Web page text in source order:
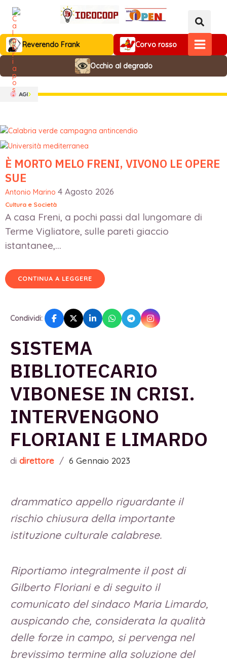
contenuto
MAIN
Reverendo Frank Corvo rosso
Occhio al degrado
È MORTO MELO FRENI, VIVONO LE OPERE
SUE
Antonio Marino 4 Agosto 2026
Cultura e Società
A casa Freni, a pochi passi dal lungomare di
Terme Vigliatore, sulle pareti giaccio
istantanee,...
CONTINUA A LEGGERE
Condividi:
SISTEMA
BIBLIOTECARIO
VIBONESE IN CRISI.
INTERVENGONO
FLORIANI E LIMARDO
di direttore / 6 Gennaio 2023
drammatico appello riguardante il
rischio chiusura della importante
istituzione culturale calabrese.
Riportiamo integralmente il post di
Gilberto Floriani e di seguito il
comunicato del sindaco Maria Limardo,
auspicando che, considerata la qualità
delle forze in campo, si pervenga nel
brevissimo termine alla soluzione del